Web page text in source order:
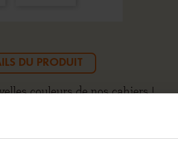
DU PRODUIT
couleurs de nos cahiers !
quelques dessins, procurez-